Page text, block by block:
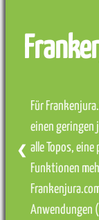
Für
einen geringen
alle Topos,
Funktionen
Anwendungen
❮